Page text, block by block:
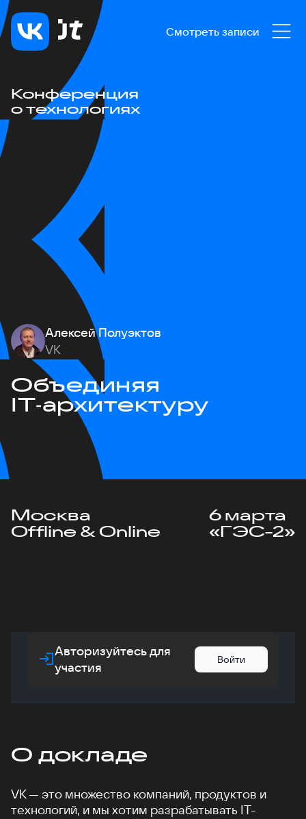
Смотреть записи
Конференция
о технологиях
Алексей Полуэктов
VK
Объединяя
IT‑архитектуру
Москва
Offline & Online
6 марта
«ГЭС-2»
Авторизуйтесь для
участия
Войти
О докладе
VK — это множество компаний, продуктов и
технологий, и мы хотим разрабатывать IT-